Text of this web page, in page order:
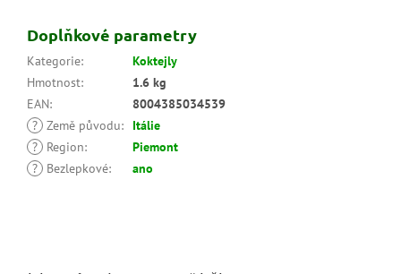
Doplňkové parametry
Kategorie:
Koktejly
Hmotnost:
1.6 kg
EAN:
8004385034539
? Země původu:
Itálie
?
Region:
Piemont
?
Bezlepkové: ano